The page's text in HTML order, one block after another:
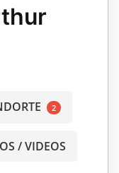
2
/ VIDEOS